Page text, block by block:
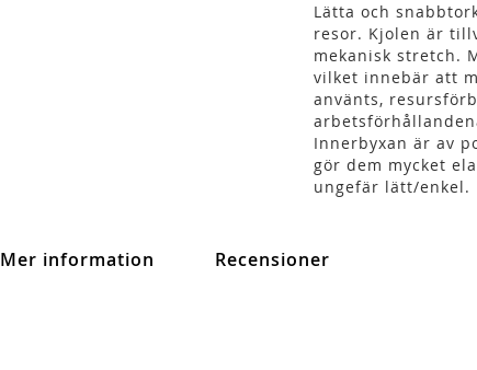
Lätta och
resor. Kjolen är
mekanisk stretch.
vilket innebär att
använts,
Innerbyxan är av
gör dem mycket
ungefär lätt/enkel.
Mer information Recensioner